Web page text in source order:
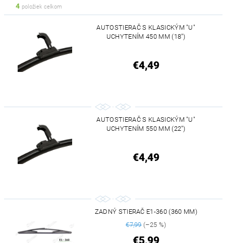
4 položiek celkom
AUTOSTIERAČ S KLASICKÝM "U"
UCHYTENÍM 450 MM (18")
€4,49
AUTOSTIERAČ S KLASICKÝM "U"
UCHYTENÍM 550 MM (22")
€4,49
ZADNÝ STIERAČ E1-360 (360 MM)
€7,99(–25 %)